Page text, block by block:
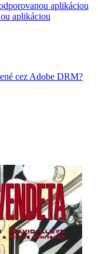
aplikáciou
aplikáciou
cez Adobe DRM?